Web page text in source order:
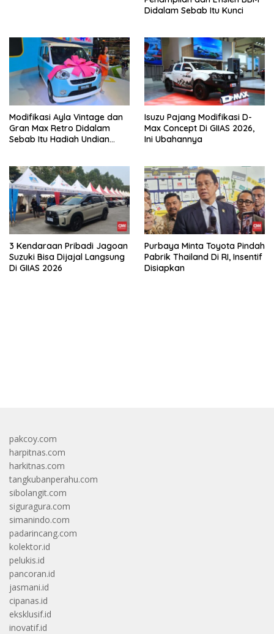
Didalam Sebab Itu Kunci
Modifikasi Ayla Vintage dan
Gran Max Retro Didalam
Sebab Itu Hadiah Undian
Isuzu Pajang Modifikasi D-
Max Concept Di GIIAS 2026,
Ini Ubahannya
3 Kendaraan Pribadi Jagoan
Suzuki Bisa Dijajal Langsung
Di GIIAS 2026
Purbaya Minta Toyota Pindah
Pabrik Thailand Di RI, Insentif
Disiapkan
pakcoy.com
harpitnas.com
harkitnas.com
tangkubanperahu.com
sibolangit.com
siguragura.com
simanindo.com
padarincang.com
kolektor.id
pelukis.id
pancoran.id
jasmani.id
cipanas.id
eksklusif.id
inovatif.id